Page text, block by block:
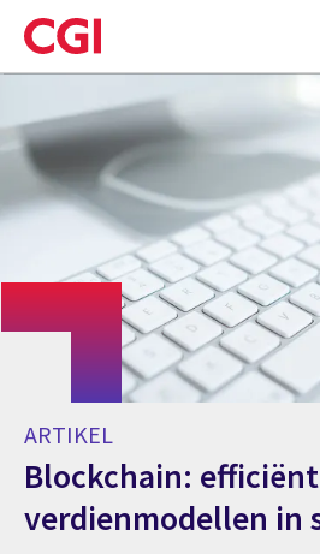
Skip
to
main
ARTIKEL
Blockchain:
verdienmodellen in